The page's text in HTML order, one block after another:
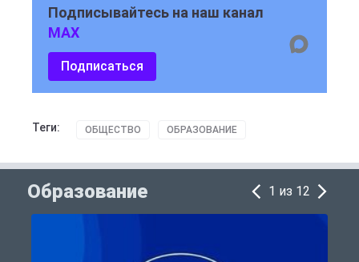
Подписывайтесь на наш канал
MAX
Подписаться
Теги: ОБЩЕСТВО ОБРАЗОВАНИЕ
Образование 1 из 12